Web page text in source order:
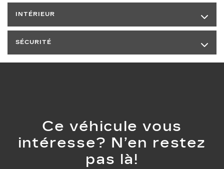
INTÉRIEUR
SÉCURITÉ
Ce véhicule vous
intéresse? N’en restez
pas là!